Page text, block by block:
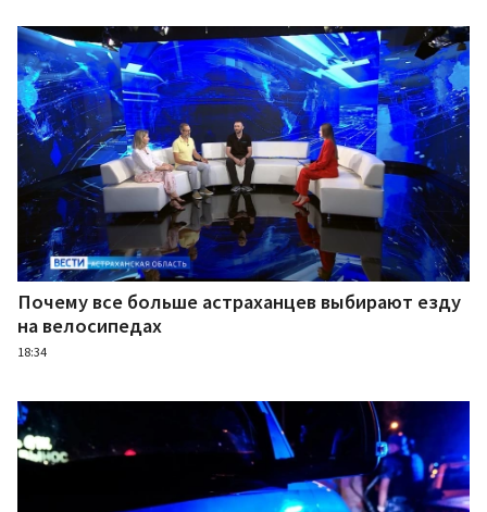
Почему все больше астраханцев выбирают езду
на велосипедах
18:34